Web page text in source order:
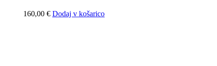
160,00 € Dodaj v košarico